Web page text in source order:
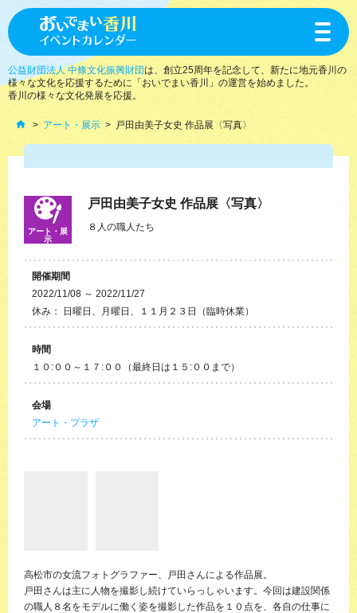
toggle
公益財団法人 中條文化振興財団は、創立25周年を記念して、新たに地元香川の
様々な文化を応援するために「おいでまい香川」の運営を始めました。
香川の様々な文化発展を応援。
アート・展示 戸田由美子女史 作品展〈写真〉
アート・展
示
戸田由美子女史 作品展〈写真〉
８人の職人たち
開催期間
2022/11/08 ～ 2022/11/27
休み： 日曜日、月曜日、１１月２３日（臨時休業）
時間
１０:００～１７:００（最終日は１５:００まで）
会場
アート・プラザ
高松市の女流フォトグラファー、戸田さんによる作品展。
戸田さんは主に人物を撮影し続けていらっしゃいます。今回は建設関係
の職人８名をモデルに働く姿を撮影した作品を１０点を、各自の仕事に